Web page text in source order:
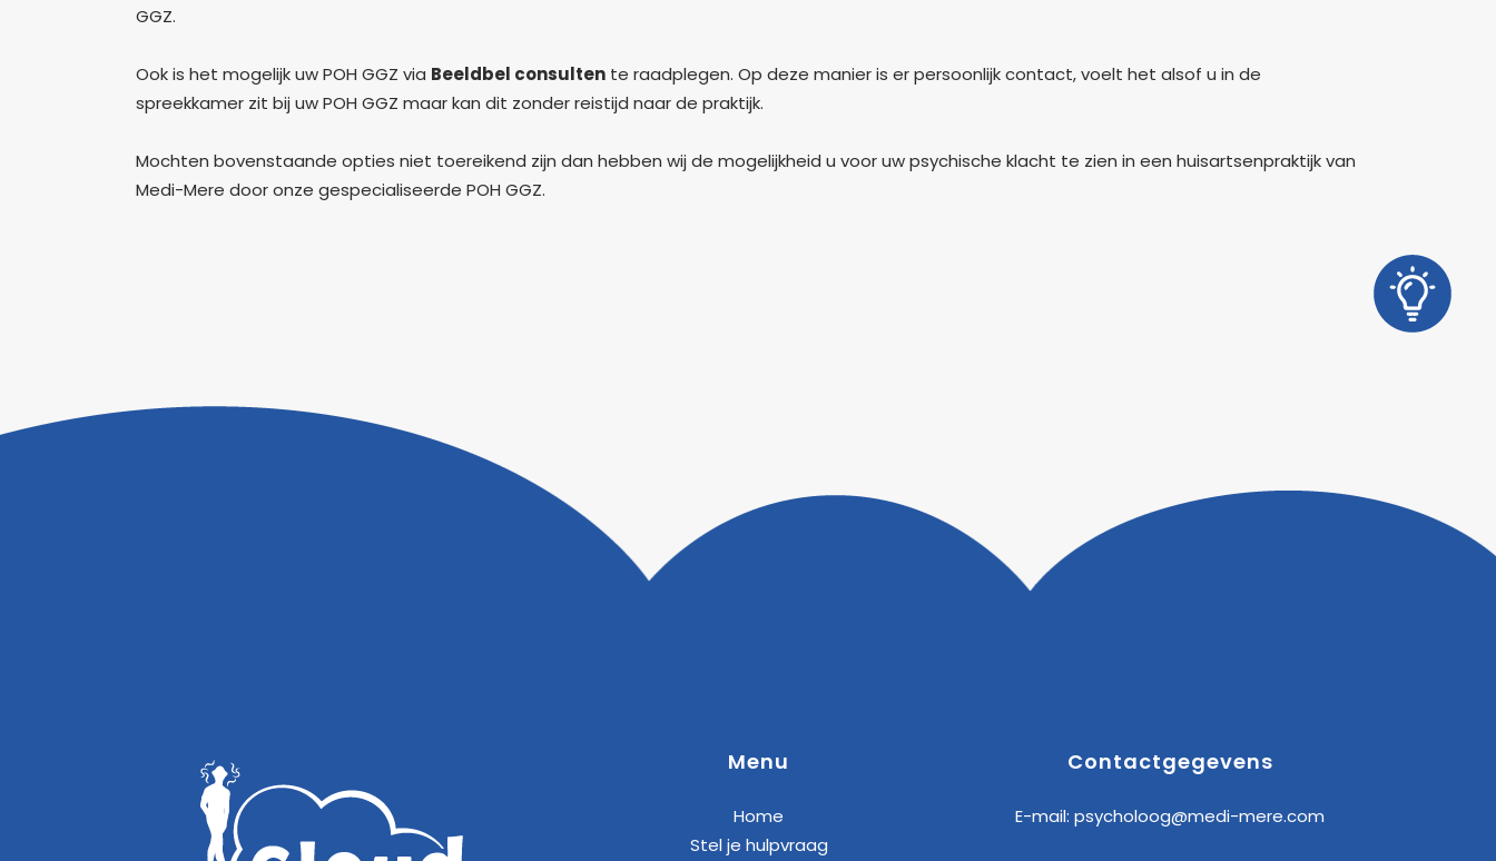
GGZ.
Ook is het mogelijk uw POH GGZ via Beeldbel consulten te raadplegen. Op deze manier is er persoonlijk contact, voelt het alsof u in de
spreekkamer zit bij uw POH GGZ maar kan dit zonder reistijd naar de praktijk.
Mochten bovenstaande opties niet toereikend zijn dan hebben wij de mogelijkheid u voor uw psychische klacht te zien in een huisartsenpraktijk van
Medi-Mere door onze gespecialiseerde POH GGZ.
Menu
Home
Stel je hulpvraag
Contactgegevens
E-mail:psycholoog@medi-mere.com